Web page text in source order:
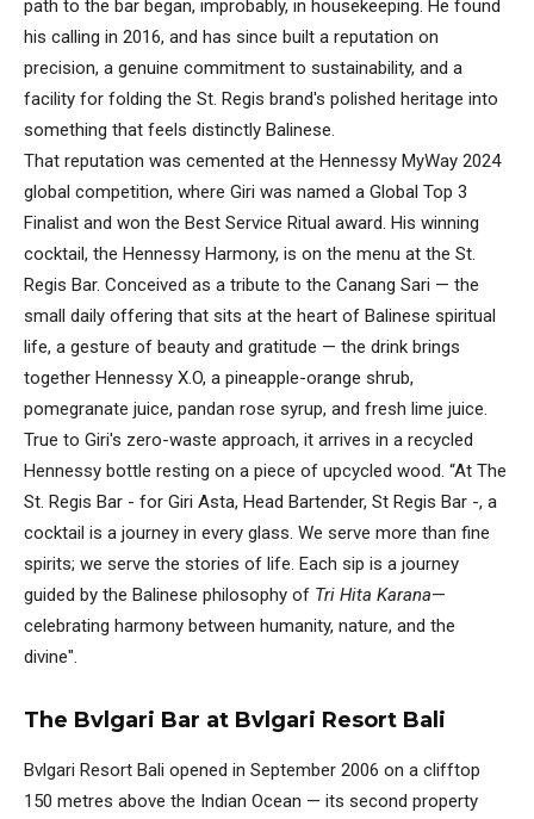
path to the bar began, improbably, in housekeeping. He found
his calling in 2016, and has since built a reputation on
precision, a genuine commitment to sustainability, and a
facility for folding the St. Regis brand's polished heritage into
something that feels distinctly Balinese.
That reputation was cemented at the Hennessy MyWay 2024
global competition, where Giri was named a Global Top 3
Finalist and won the Best Service Ritual award. His winning
cocktail, the Hennessy Harmony, is on the menu at the St.
Regis Bar. Conceived as a tribute to the Canang Sari — the
small daily offering that sits at the heart of Balinese spiritual
life, a gesture of beauty and gratitude — the drink brings
together Hennessy X.O, a pineapple-orange shrub,
pomegranate juice, pandan rose syrup, and fresh lime juice.
True to Giri's zero-waste approach, it arrives in a recycled
Hennessy bottle resting on a piece of upcycled wood. “At The
St. Regis Bar - for Giri Asta, Head Bartender, St Regis Bar -, a
cocktail is a journey in every glass. We serve more than fine
spirits; we serve the stories of life. Each sip is a journey
guided by the Balinese philosophy of Tri Hita Karana—
celebrating harmony between humanity, nature, and the
divine".
The Bvlgari Bar at Bvlgari Resort Bali
Bvlgari Resort Bali opened in September 2006 on a clifftop
150 metres above the Indian Ocean — its second property